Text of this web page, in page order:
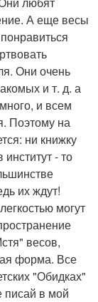
А еще весы
Они очень
и т. д. а
и всем
Поэтому на
ни книжку
- то
их ждут!
могут
весов,
форма. Все
"Обидках"
писай в мой